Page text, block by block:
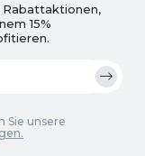
15%
Sie unsere